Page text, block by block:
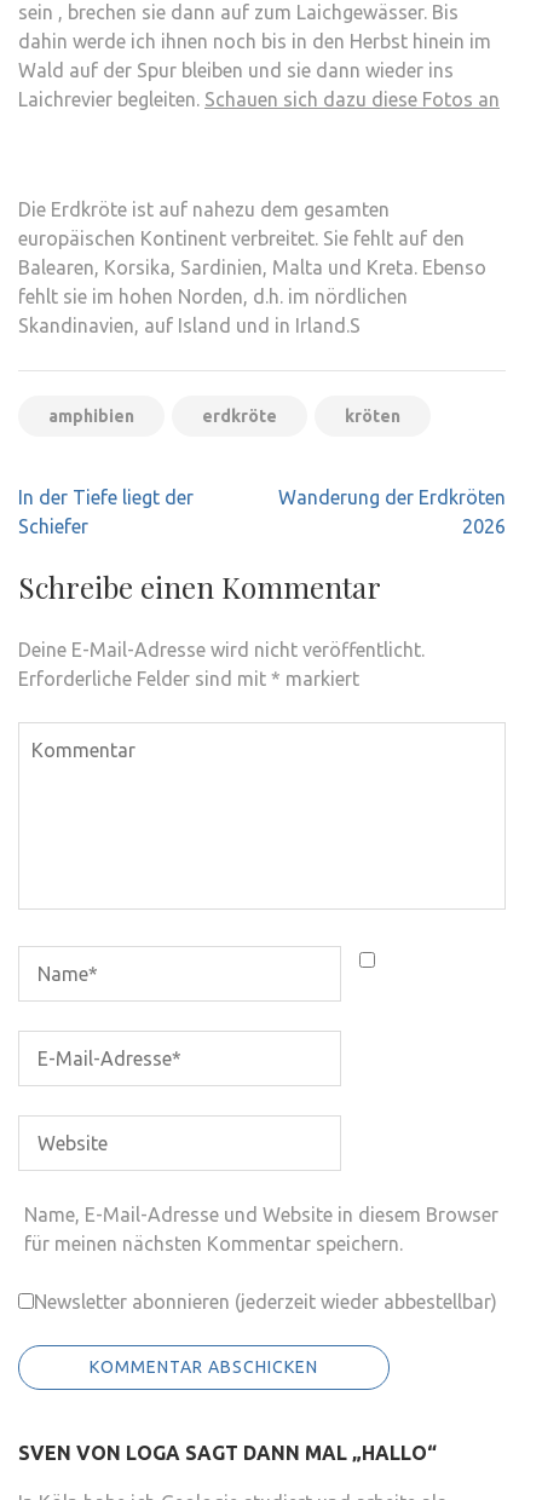
sein , brechen sie dann auf zum Laichgewässer. Bis
dahin werde ich ihnen noch bis in den Herbst hinein im
Wald auf der Spur bleiben und sie dann wieder ins
Laichrevier begleiten. Schauen sich dazu diese Fotos an
Die Erdkröte ist auf nahezu dem gesamten
europäischen Kontinent verbreitet. Sie fehlt auf den
Balearen, Korsika, Sardinien, Malta und Kreta. Ebenso
fehlt sie im hohen Norden, d.h. im nördlichen
Skandinavien, auf Island und in Irland.S
amphibien erdkröte kröten
Beitragsnavigation
In der Tiefe liegt der
Schiefer
Wanderung der Erdkröten
2026
Schreibe einen Kommentar
Deine E-Mail-Adresse wird nicht veröffentlicht.
Erforderliche Felder sind mit * markiert
Name, E-Mail-Adresse und Website in diesem Browser
für meinen nächsten Kommentar speichern.
Newsletter abonnieren (jederzeit wieder abbestellbar)
SVEN VON LOGA SAGT DANN MAL „HALLO“